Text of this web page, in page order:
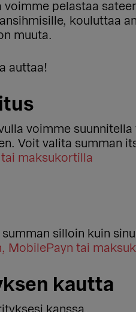
voimme pelastaa
kouluttaa
muuta.
auttaa!
voimme
Voit valita summan
maksukortilla
silloin kuin
MobilePayn tai
kautta
kanssa.